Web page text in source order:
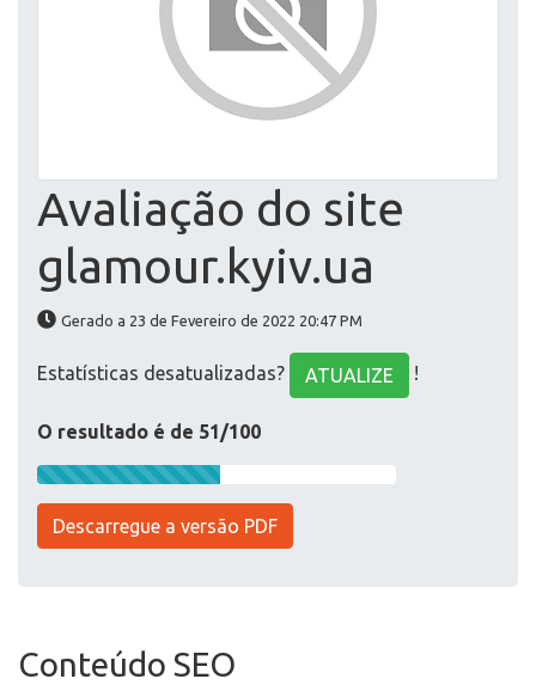
Avaliação do site
glamour.kyiv.ua
Gerado a 23 de Fevereiro de 2022 20:47 PM
Estatísticas desatualizadas? ATUALIZE !
O resultado é de 51/100
Descarregue a versão PDF
Conteúdo SEO